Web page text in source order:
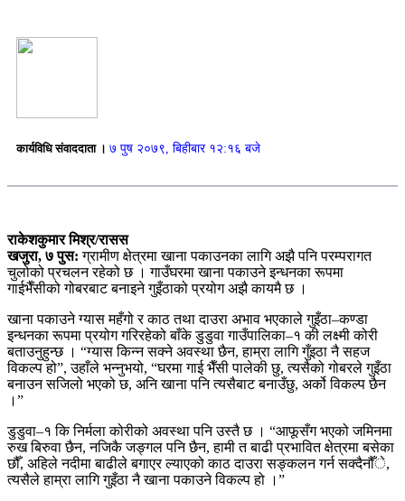
कार्यविधि संवाददाता । ७ पुष २०७९, बिहीबार १२:१६ बजे
राकेशकुमार मिश्र/रासस
खजुरा, ७ पुस: ग्रामीण क्षेत्रमा खाना पकाउनका लागि अझै पनि परम्परागत
चुलोको प्रचलन रहेको छ । गाउँघरमा खाना पकाउने इन्धनका रूपमा
गाईभैँसीको गोबरबाट बनाइने गुइँठाको प्रयोग अझै कायमै छ ।
खाना पकाउने ग्यास महँगो र काठ तथा दाउरा अभाव भएकाले गुइँठा–कण्डा
इन्धनका रूपमा प्रयोग गरिरहेको बाँके डुडुवा गाउँपालिका–१ की लक्ष्मी कोरी
बताउनुहुन्छ । “ग्यास किन्न सक्ने अवस्था छैन, हाम्रा लागि गुँइठा नै सहज
विकल्प हो”, उहाँले भन्नुभयो, “घरमा गाई भैँसी पालेकी छु, त्यसैको गोबरले गुइँठा
बनाउन सजिलो भएको छ, अनि खाना पनि त्यसैबाट बनाउँछु, अर्को विकल्प छैन
।”
डुडुवा–१ कि निर्मला कोरीको अवस्था पनि उस्तै छ । “आफूसँग भएको जमिनमा
रुख बिरुवा छैन, नजिकै जङ्गल पनि छैन, हामी त बाढी प्रभावित क्षेत्रमा बसेका
छौँ, अहिले नदीमा बाढीले बगाएर ल्याएको काठ दाउरा सङ्कलन गर्न सक्दैनौँे,
त्यसैले हाम्रा लागि गुइँठा नै खाना पकाउने विकल्प हो ।”